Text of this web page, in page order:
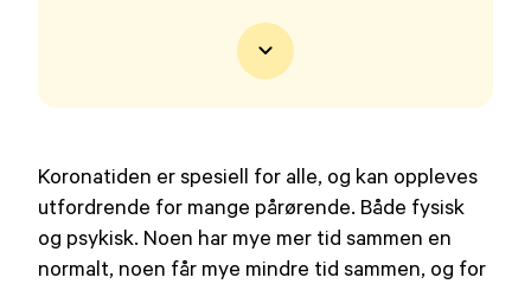
og her på våre hjemmesider.
Koronatiden er spesiell for alle, og kan oppleves
utfordrende for mange pårørende. Både fysisk
og psykisk. Noen har mye mer tid sammen en
normalt, noen får mye mindre tid sammen, og for